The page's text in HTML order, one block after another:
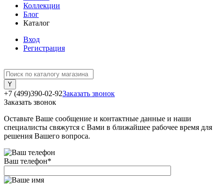
Коллекции
Блог
Каталог
Вход
Регистрация
+7 (499)390-02-92Заказать звонок
Заказать звонок
Оставьте Ваше сообщение и контактные данные и наши
специалисты свяжутся с Вами в ближайшее рабочее время для
решения Вашего вопроса.
Ваш телефон*